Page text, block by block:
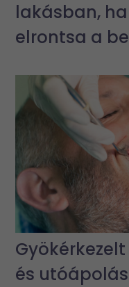
lakásban,
elrontsa a
és